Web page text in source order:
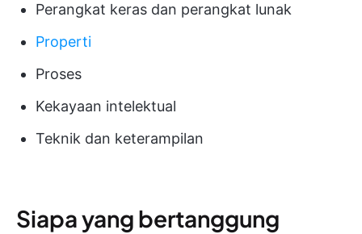
Perangkat keras dan perangkat lunak
Properti
Proses
Kekayaan intelektual
Teknik dan keterampilan
Siapa yang bertanggung